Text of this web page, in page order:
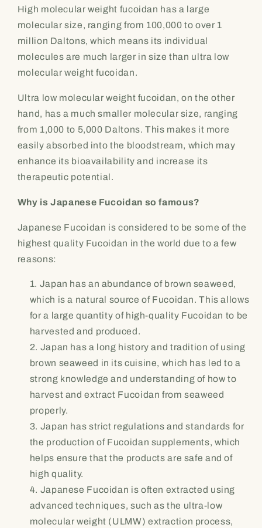
High molecular weight fucoidan has a large
molecular size, ranging from 100,000 to over 1
million Daltons, which means its individual
molecules are much larger in size than ultra low
molecular weight fucoidan.
Ultra low molecular weight fucoidan, on the other
hand, has a much smaller molecular size, ranging
from 1,000 to 5,000 Daltons. This makes it more
easily absorbed into the bloodstream, which may
enhance its bioavailability and increase its
therapeutic potential.
Why is Japanese Fucoidan so famous?
Japanese Fucoidan is considered to be some of the
highest quality Fucoidan in the world due to a few
reasons:
Japan has an abundance of brown seaweed,
which is a natural source of Fucoidan. This allows
for a large quantity of high-quality Fucoidan to be
harvested and produced.
Japan has a long history and tradition of using
brown seaweed in its cuisine, which has led to a
strong knowledge and understanding of how to
harvest and extract Fucoidan from seaweed
properly.
Japan has strict regulations and standards for
the production of Fucoidan supplements, which
helps ensure that the products are safe and of
high quality.
Japanese Fucoidan is often extracted using
advanced techniques, such as the ultra-low
molecular weight (ULMW) extraction process,